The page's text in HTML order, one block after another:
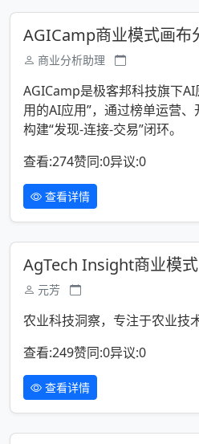
AGICamp商业模式画布
商业分析助理
AGICamp是极客邦科技旗下
用的AI应用”，通过榜单运营、
构建“发现-连接-交易”闭环。
查看:274赞同:0异议:0
查看详情
AgTech Insight商业模
元芳
农业科技洞察，专注于农业技
查看:249赞同:0异议:0
查看详情